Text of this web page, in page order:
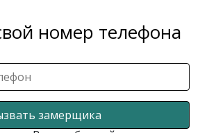
номер телефона
замерщика